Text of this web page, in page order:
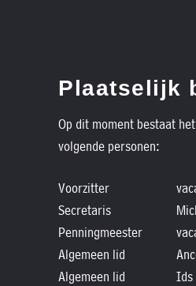
Plaatselijk
Op dit moment bestaat
volgende personen:
Voorzitter
Secretaris
Penningmeester
Algemeen lid
Algemeen lid
Ids